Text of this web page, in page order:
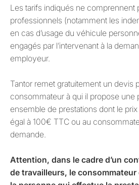
Les tarifs indiqués ne comprennent
professionnels (notamment les
en cas d’usage du véhicule
engagés par l’intervenant à la
employeur.
Tantor remet gratuitement un devis
consommateur à qui il propose une
ensemble de prestations dont le
égal à 100€ TTC ou au
demande.
Attention, dans le cadre d’un
de travailleurs, le consommateur